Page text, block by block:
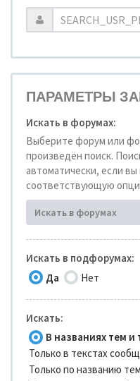
ПАРАМЕТРЫ
Искать в форумах:
Выберите форум или
произведён поиск.
автоматически, если
соответствующую
Искать в форумах
Искать в подфорумах:
Да
Нет
Искать:
В названиях тем и
Только в текстах
Только по названию